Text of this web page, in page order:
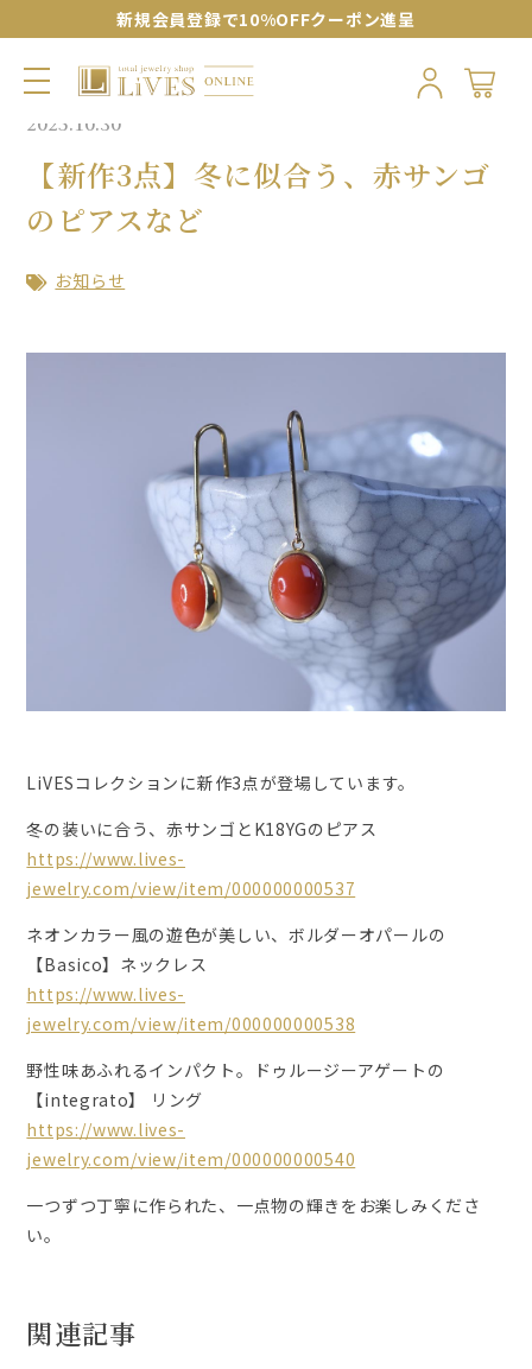
新規会員登録で10%OFFクーポン進呈
2025.10.30
【新作3点】冬に似合う、赤サンゴ
のピアスなど
お知らせ
LiVESコレクションに新作3点が登場しています。
冬の装いに合う、赤サンゴとK18YGのピアス
https://www.lives-
jewelry.com/view/item/000000000537
ネオンカラー風の遊色が美しい、ボルダーオパールの
【Basico】ネックレス
https://www.lives-
jewelry.com/view/item/000000000538
野性味あふれるインパクト。ドゥルージーアゲートの
【integrato】 リング
https://www.lives-
jewelry.com/view/item/000000000540
一つずつ丁寧に作られた、一点物の輝きをお楽しみくださ
い。
関連記事